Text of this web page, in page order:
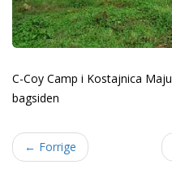
C-Coy Camp i Kostajnica
bagsiden
← Forrige